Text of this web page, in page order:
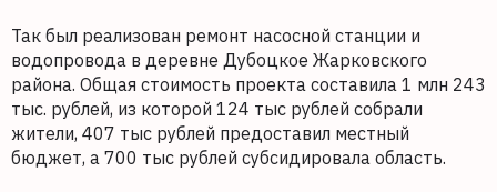
Так был реализован ремонт насосной станции и
водопровода в деревне Дубоцкое Жарковского
района. Общая стоимость проекта составила 1 млн 243
тыс. рублей, из которой 124 тыс рублей собрали
жители, 407 тыс рублей предоставил местный
бюджет, а 700 тыс рублей субсидировала область.